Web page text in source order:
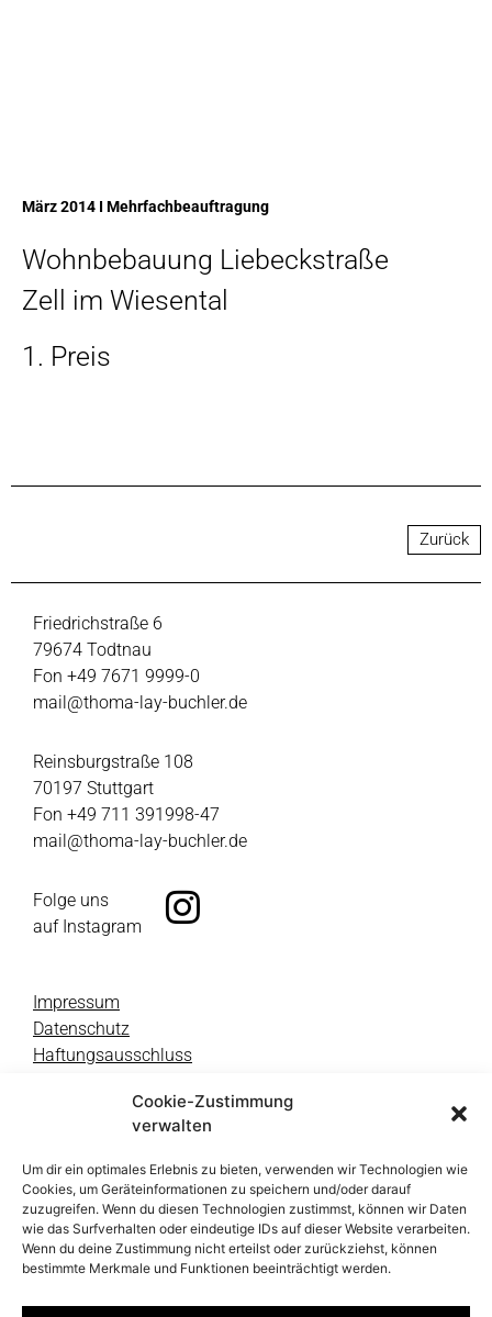
Cookie-Zustimmung
verwalten
Um dir ein optimales Erlebnis zu bieten, verwenden wir Technologien wie
Cookies, um Geräteinformationen zu speichern und/oder darauf
zuzugreifen. Wenn du diesen Technologien zustimmst, können wir Daten
wie das Surfverhalten oder eindeutige IDs auf dieser Website verarbeiten.
Wenn du deine Zustimmung nicht erteilst oder zurückziehst, können
bestimmte Merkmale und Funktionen beeinträchtigt werden.
März 2014 I Mehrfachbeauftragung
Wohnbebauung Liebeckstraße
Zell im Wiesental
1. Preis
Zurück
Friedrichstraße 6
79674 Todtnau
Fon +49 7671 9999-0
mail@thoma-lay-buchler.de
Reinsburgstraße 108
70197 Stuttgart
Fon +49 711 391998-47
mail@thoma-lay-buchler.de
Folge uns
auf Instagram
Impressum
Datenschutz
Haftungsausschluss